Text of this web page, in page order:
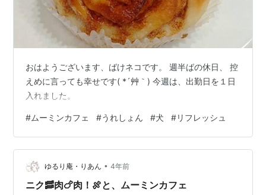
おはようございます、ばけネコです。 週半ばの休日、 控
えめに言っても幸せです( *´艸｀) 今週は、出勤日を１日
入れました。
#ムーミンカフェ #うれしょん #犬 #リフレッシュ
ゆるり庵・りあん • 4年前
ニク🥓肉🍗肉！🍖と、ムーミンカフェ